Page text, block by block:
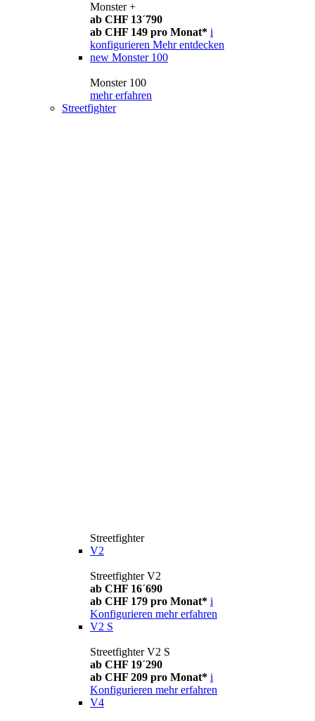
Monster +
ab CHF 13´790
ab CHF 149 pro Monat* i
konfigurieren Mehr entdecken
new Monster 100
Monster 100
mehr erfahren
Streetfighter
Streetfighter
V2
Streetfighter V2
ab CHF 16´690
ab CHF 179 pro Monat* i
Konfigurieren mehr erfahren
V2 S
Streetfighter V2 S
ab CHF 19´290
ab CHF 209 pro Monat* i
Konfigurieren mehr erfahren
V4